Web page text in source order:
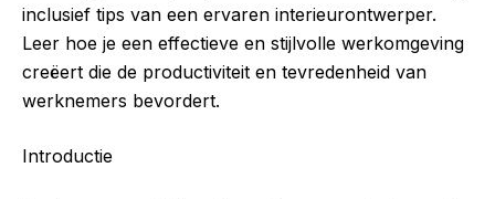
inclusief tips van een ervaren interieurontwerper.
Leer hoe je een effectieve en stijlvolle werkomgeving
creëert die de productiviteit en tevredenheid van
werknemers bevordert.
Introductie